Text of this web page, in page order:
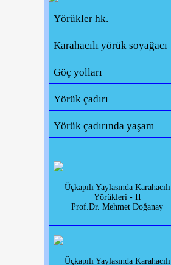
Yörükler hk.
Karahacılı yörük soyağacı
Göç yolları
Yörük çadırı
Yörük çadırında yaşam
Üçkapılı Yaylasında Karahacılı
Yörükleri - II
Prof.Dr. Mehmet Doğanay
Üçkapılı Yaylasında Karahacılı